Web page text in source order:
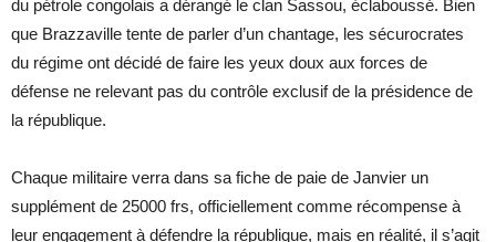
du pétrole congolais a dérangé le clan Sassou, éclaboussé. Bien
que Brazzaville tente de parler d’un chantage, les sécurocrates
du régime ont décidé de faire les yeux doux aux forces de
défense ne relevant pas du contrôle exclusif de la présidence de
la république.
Chaque militaire verra dans sa fiche de paie de Janvier un
supplément de 25000 frs, officiellement comme récompense à
leur engagement à défendre la république, mais en réalité, il s’agit